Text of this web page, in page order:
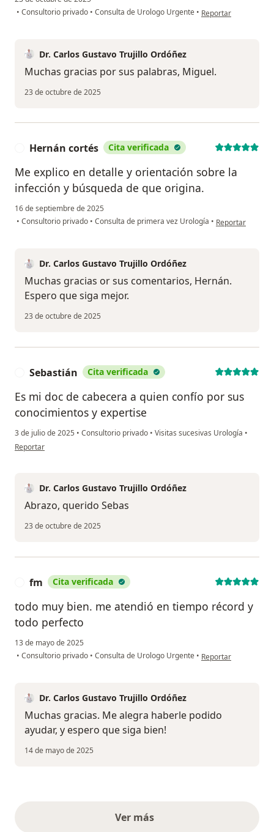
• Consultorio privado • Consulta de Urologo Urgente • en opinión del
Reportar
Dr. Carlos Gustavo Trujillo Ordóñez
Muchas gracias por sus palabras, Miguel.
23 de octubre de 2025
Hernán cortés Cita verificada
Me explico en detalle y orientación sobre la
infección y búsqueda de que origina.
16 de septiembre de 2025
• Consultorio privado • Consulta de primera vez Urología • en opinión del
Reportar
Dr. Carlos Gustavo Trujillo Ordóñez
Muchas gracias or sus comentarios, Hernán.
Espero que siga mejor.
23 de octubre de 2025
Sebastián Cita verificada
Es mi doc de cabecera a quien confío por sus
conocimientos y expertise
3 de julio de 2025 • Consultorio privado • Visitas sucesivas Urología •
en opinión del usuario Sebastián
Reportar
Dr. Carlos Gustavo Trujillo Ordóñez
Abrazo, querido Sebas
23 de octubre de 2025
fm Cita verificada
todo muy bien. me atendió en tiempo récord y
todo perfecto
13 de mayo de 2025
• Consultorio privado • Consulta de Urologo Urgente • en opinión del
Reportar
Dr. Carlos Gustavo Trujillo Ordóñez
Muchas gracias. Me alegra haberle podido
ayudar, y espero que siga bien!
14 de mayo de 2025
Ver másopiniones anteriores